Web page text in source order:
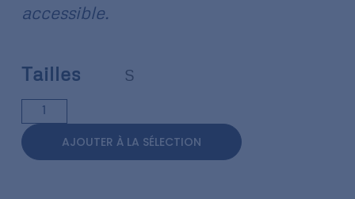
accessible.
Tailles S
AJOUTER À LA SÉLECTION